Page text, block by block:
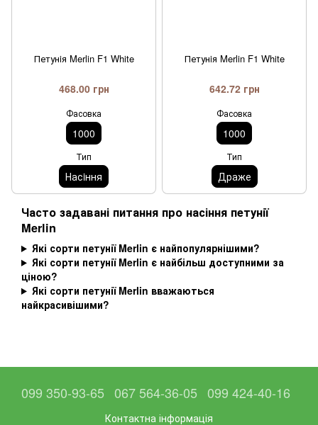
Петунiя Merlin F1 White
468.00 грн
Фасовка
1000
Тип
Насiння
Петунiя Merlin F1 White
642.72 грн
Фасовка
1000
Тип
Драже
Часто задавані питання про насіння петунії
Merlin
Які сорти петунії Merlin є найпопулярнішими?
Які сорти петунії Merlin є найбільш доступними за
ціною?
Які сорти петунії Merlin вважаються
найкрасивішими?
099 350-93-65 067 564-36-05 099 424-40-16
Контактна інформація